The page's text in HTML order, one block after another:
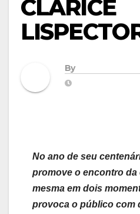
CLARICE
By
No ano de seu
promove o encontro
mesma em dois
provoca o público com